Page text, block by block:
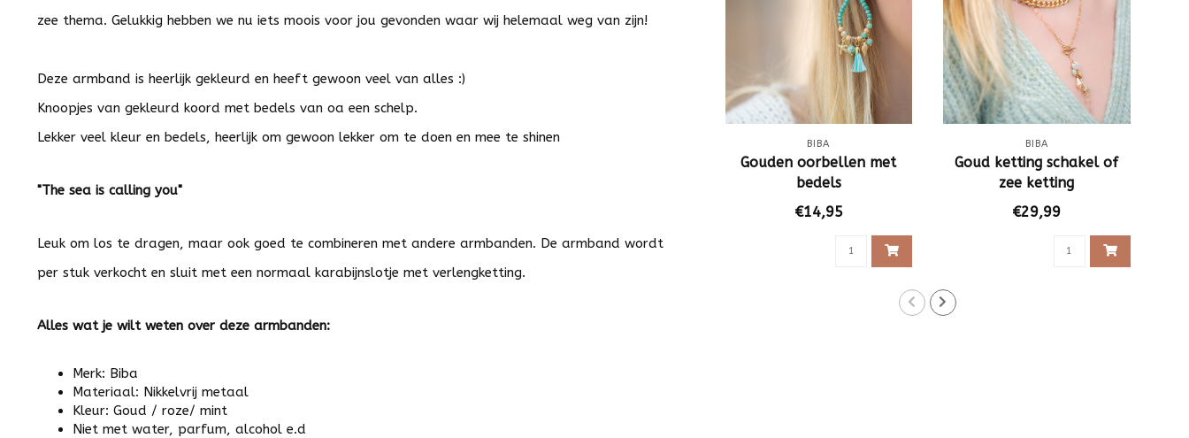
zee thema. Gelukkig hebben we nu iets moois voor jou gevonden waar wij helemaal weg van zijn!
Deze armband is heerlijk gekleurd en heeft gewoon veel van alles :)
Knoopjes van gekleurd koord met bedels van oa een schelp.
Lekker veel kleur en bedels, heerlijk om gewoon lekker om te doen en mee te shinen
"The sea is calling you"
Leuk om los te dragen, maar ook goed te combineren met andere armbanden. De armband wordt
per stuk verkocht en sluit met een normaal karabijnslotje met verlengketting.
Alles wat je wilt weten over deze armbanden:
Merk: Biba
Materiaal: Nikkelvrij metaal
Kleur: Goud / roze/ mint
Niet met water, parfum, alcohol e.d
BIBA
Gouden oorbellen met
bedels
€14,95
BIBA
Goud ketting schakel of
zee ketting
€29,99